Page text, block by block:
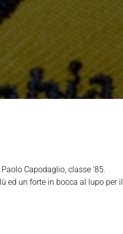
Capodaglio, classe ’85.
ed un forte in bocca al lupo per il